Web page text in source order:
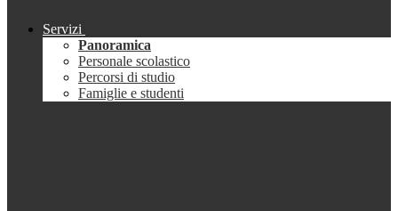
Servizi
Panoramica
Personale scolastico
Percorsi di studio
Famiglie e studenti